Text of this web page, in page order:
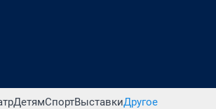
ДетямСпортВыставкиДругое